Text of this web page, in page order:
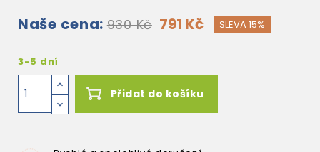
Naše cena: 930 Kč 791 Kč SLEVA 15%
3-5 dní
Přidat do košíku